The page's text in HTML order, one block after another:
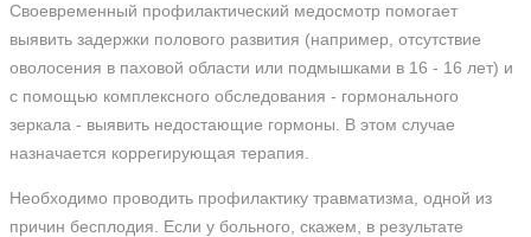
Своевременный профилактический медосмотр помогает
выявить задержки полового развития (например, отсутствие
оволосения в паховой области или подмышками в 16 - 16 лет) и
с помощью комплексного обследования - гормонального
зеркала - выявить недостающие гормоны. В этом случае
назначается коррегирующая терапия.
Необходимо проводить профилактику травматизма, одной из
причин бесплодия. Если у больного, скажем, в результате